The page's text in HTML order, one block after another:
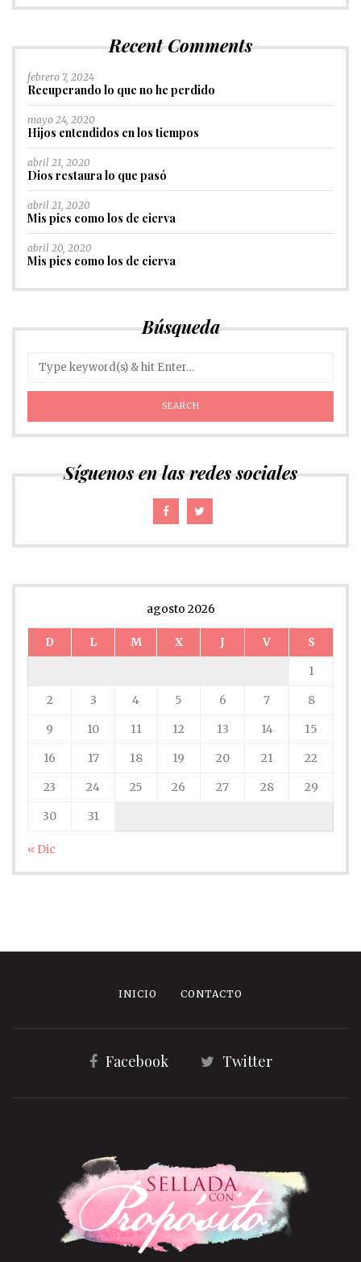
Recent Comments
febrero 7, 2024
Recuperando lo que no he perdido
mayo 24, 2020
Hijos entendidos en los tiempos
abril 21, 2020
Dios restaura lo que pasó
abril 21, 2020
Mis pies como los de cierva
abril 20, 2020
Mis pies como los de cierva
Búsqueda
Síguenos en las redes sociales
agosto 2026
D L M X J V
S
1
2
3 4 5 6 7
8
9
10 11 12 13 14
15
16
17 18 19 20 21
22
23
24 25 26 27 28
29
30
31
« Dic
INICIO CONTACTO
Facebook Twitter